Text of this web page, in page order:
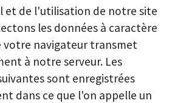
et de l'utilisation de notre site
les données à caractère
votre navigateur transmet
à notre serveur. Les
sont enregistrées
dans ce que l'on appelle un